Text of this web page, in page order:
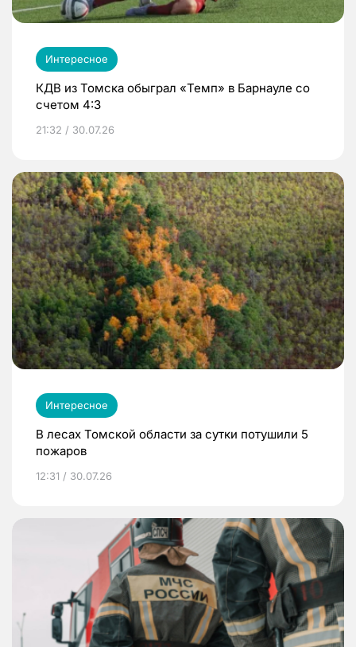
Интересное
КДВ из Томска обыграл «Темп» в Барнауле со
счетом 4:3
21:32 / 30.07.26
Интересное
В лесах Томской области за сутки потушили 5
пожаров
12:31 / 30.07.26